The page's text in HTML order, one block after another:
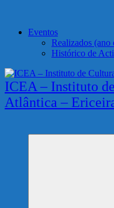
Eventos
Realizados (ano
Histórico de
ICEA – Instituto
Atlântica –
Instituto